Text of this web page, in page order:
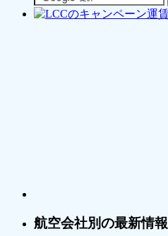
航空会社別の最新情報